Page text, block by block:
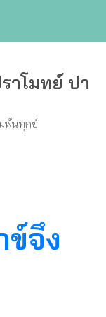
าโมทย์ ปา
พ้นทุกข์
ข์จึง